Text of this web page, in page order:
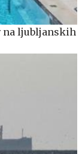
na ljubljanskih